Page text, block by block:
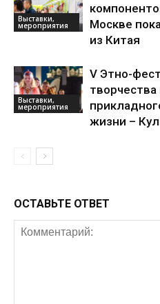
Выставки,
мероприятия
Москве
из Китая
Выставки,
мероприятия
V Этно-
жизни –
ОСТАВЬТЕ ОТВЕТ